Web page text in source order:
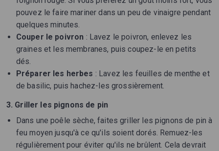
pouvez le faire mariner dans un peu de vinaigre pendant
quelques minutes.
Couper le poivron : Lavez le poivron, enlevez les
graines et les membranes, puis coupez-le en petits
dés.
Préparer les herbes : Lavez les feuilles de menthe et
de basilic, puis hachez-les grossièrement.
3. Griller les pignons de pin
Dans une poêle sèche, faites griller les pignons de pin à
feu moyen jusqu'à ce qu'ils soient dorés. Remuez-les
régulièrement pour éviter qu'ils ne brûlent. Cela devrait